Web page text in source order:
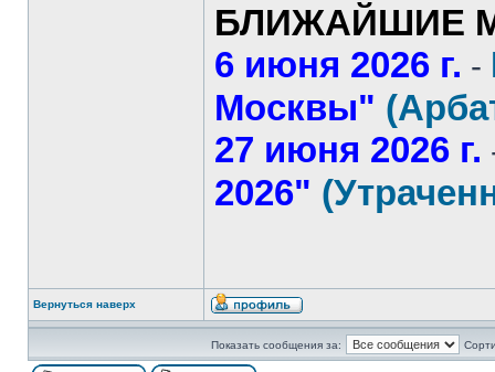
БЛИЖАЙШИЕ
6 июня 2026 г. -
Москвы"
27 июня 2026 г.
2026"
Вернуться наверх
Показать сообщения за: